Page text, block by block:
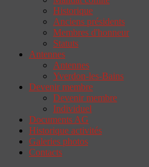
Historique
Anciens présidents
Membres d'honneur
Statuts
Antennes
Antennes
Yverdon-les-Bains
Devenir membre
Devenir membre
Individuel
Documents AG
Historique activités
Galeries photos
Contacts